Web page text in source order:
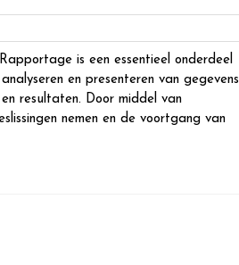
is een essentieel onderdeel
en presenteren van gegevens
resultaten. Door middel van
nemen en de voortgang van